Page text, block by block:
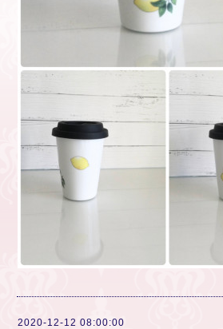
2020-12-12 08:00:00